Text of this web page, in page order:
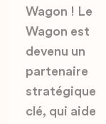
Wagon ! Le
Wagon est
devenu un
partenaire
stratégique
clé, qui aide